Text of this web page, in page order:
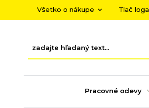
Všetko o nákupe Tlač loga
Pracovné odevy